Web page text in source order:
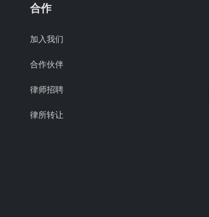
合作
加入我们
合作伙伴
律师招聘
律所转让